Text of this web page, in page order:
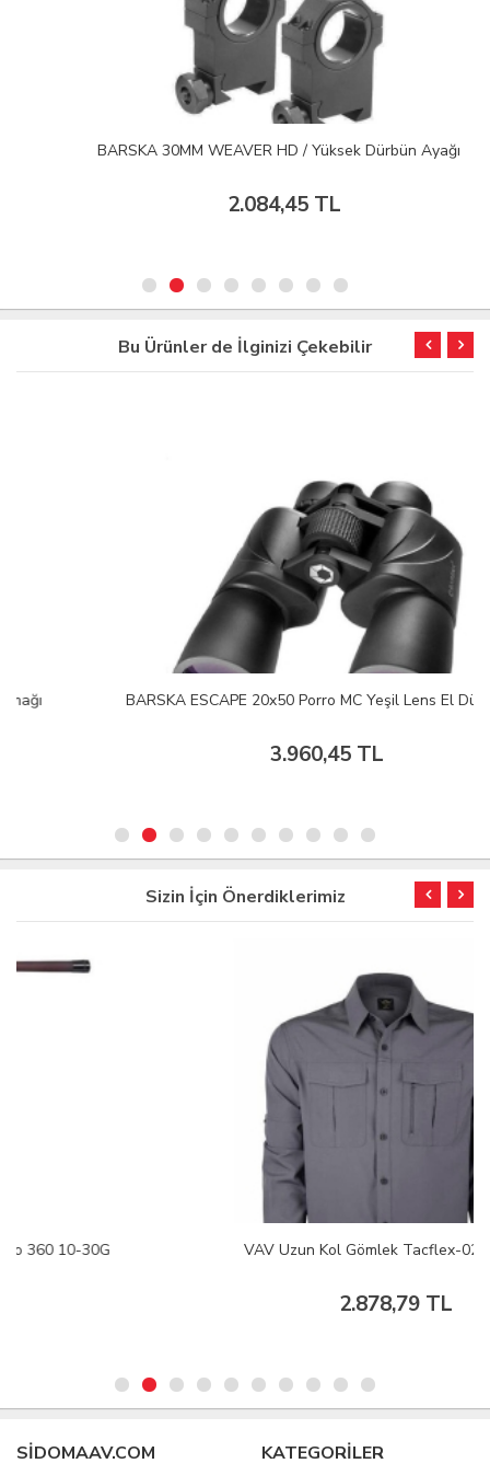
BARSKA 30MM WEAVER HD / Yüksek Dürbün Ayağı
2.084,45 TL
Bu Ürünler de İlginizi Çekebilir
BARSKA ESCAPE 20x50 Porro MC Yeşil Lens El Dürbünü
3.960,45 TL
Sizin İçin Önerdiklerimiz
VAV Uzun Kol Gömlek Tacflex-02 Füme M
SIDOMAAV.COM KATEGORİLER